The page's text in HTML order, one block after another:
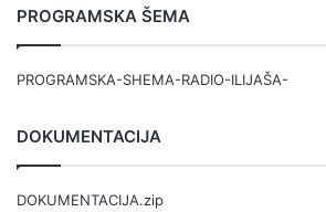
PROGRAMSKA ŠEMA
PROGRAMSKA-SHEMA-RADIO-ILIJAŠA-
DOKUMENTACIJA
DOKUMENTACIJA.zip